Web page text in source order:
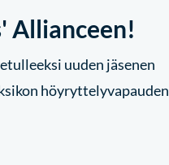
Allianceen!
uuden jäsenen
höyryttelyvapauden